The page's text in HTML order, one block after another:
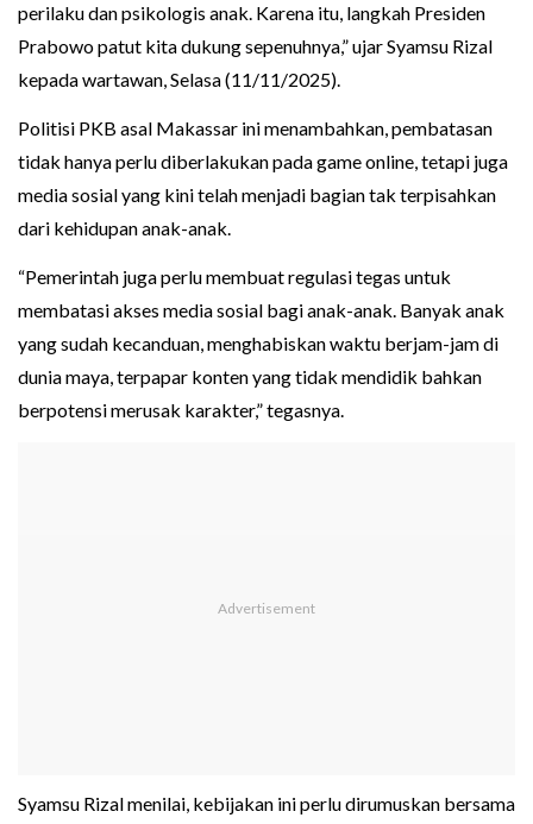
perilaku dan psikologis anak. Karena itu, langkah Presiden
Prabowo patut kita dukung sepenuhnya,” ujar Syamsu Rizal
kepada wartawan, Selasa (11/11/2025).
Politisi PKB asal Makassar ini menambahkan, pembatasan
tidak hanya perlu diberlakukan pada game online, tetapi juga
media sosial yang kini telah menjadi bagian tak terpisahkan
dari kehidupan anak-anak.
“Pemerintah juga perlu membuat regulasi tegas untuk
membatasi akses media sosial bagi anak-anak. Banyak anak
yang sudah kecanduan, menghabiskan waktu berjam-jam di
dunia maya, terpapar konten yang tidak mendidik bahkan
berpotensi merusak karakter,” tegasnya.
Syamsu Rizal menilai, kebijakan ini perlu dirumuskan bersama